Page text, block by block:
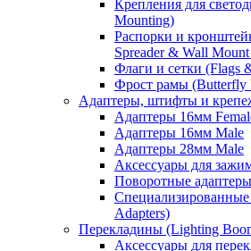
Крепления для
Mounting)
Распорки и
Spreader & Wall Mount
Флаги и сетки (Flags
Фрост рамы (Butterfly
Адаптеры, штифты и
Адаптеры 16мм
Адаптеры 16мм Male
Адаптеры 28мм Male
Аксессуары для
Поворотные
Специализированные
Adapters)
Перекладины (Lighting
Аксессуары для